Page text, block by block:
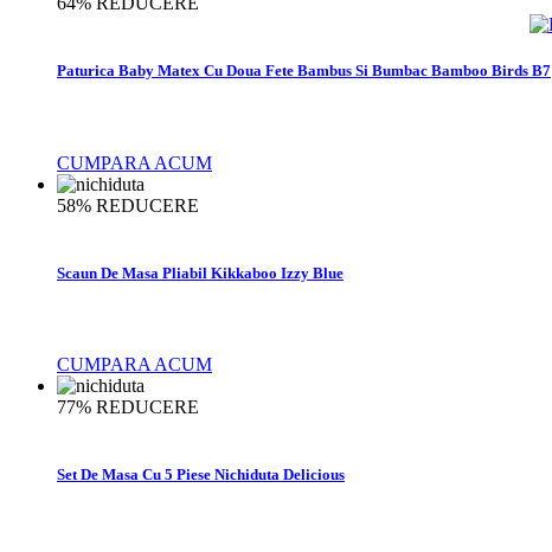
Paturica Baby Matex Cu Doua Fete Bambus Si Bumbac Bamboo Birds B7
CUMPARA ACUM
58% REDUCERE
Scaun De Masa Pliabil Kikkaboo Izzy Blue
CUMPARA ACUM
77% REDUCERE
Set De Masa Cu 5 Piese Nichiduta Delicious